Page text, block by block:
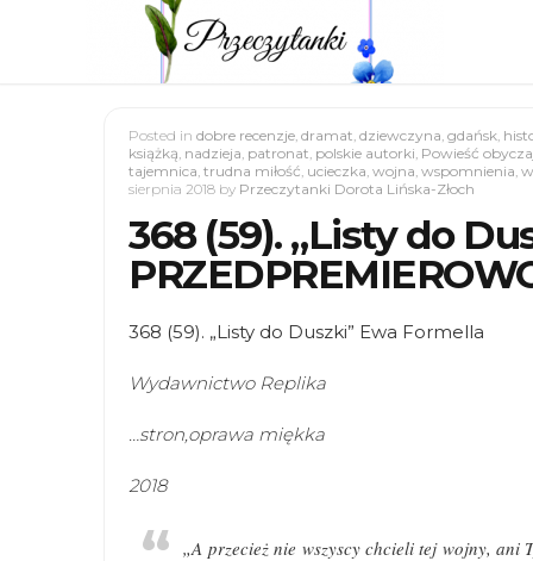
Posted in dobre recenzje, dramat, dziewczyna, gdańsk,
książką, nadzieja, patronat, polskie autorki, Powieść
tajemnica, trudna miłość, ucieczka, wojna, wspomnienia,
sierpnia 2018 by Przeczytanki Dorota Lińska-Złoch
368 (59). „Listy do
368 (59). „Listy do Duszki” Ewa Formella
Wydawnictwo Replika
…stron,oprawa miękka
2018
„A przecież nie wszyscy chcieli tej wojny, ani